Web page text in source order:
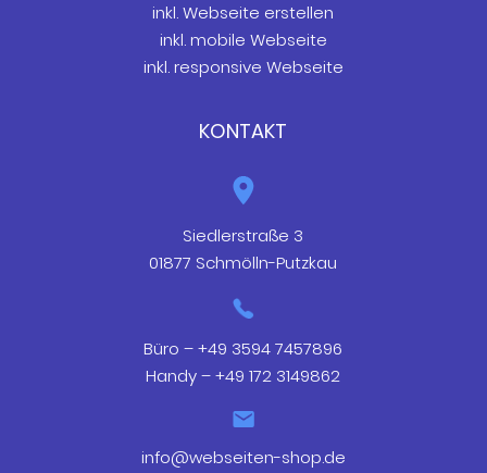
inkl. Webseite erstellen
inkl. mobile Webseite
inkl. responsive Webseite
KONTAKT
Siedlerstraße 3
01877 Schmölln-Putzkau
Büro – +49 3594 7457896
Handy – +49 172 3149862
info@webseiten-shop.de